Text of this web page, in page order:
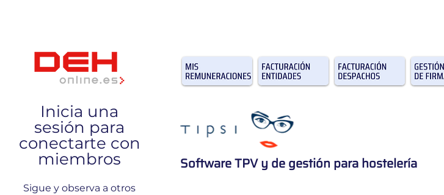
Inicia una
sesión para
conectarte con
miembros
Sigue y observa a otros
Software TPV y de gestión para hostelería